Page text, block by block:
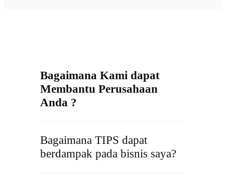
Bagaimana Kami dapat
Membantu Perusahaan
Anda ?
Bagaimana TIPS dapat
berdampak pada bisnis saya?